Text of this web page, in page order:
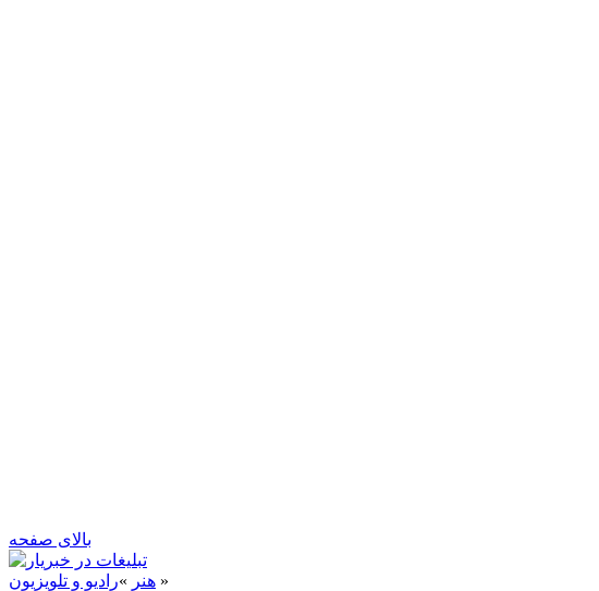
بالای صفحه
هنر »رادیو و تلویزیون
»